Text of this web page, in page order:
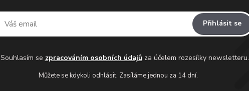
Přihlásit se
Souhlasím se zpracováním osobních údajůza účelem rozesílky newsletteru.
Můžete se kdykoli odhlásit. Zasíláme jednou za 14 dní.